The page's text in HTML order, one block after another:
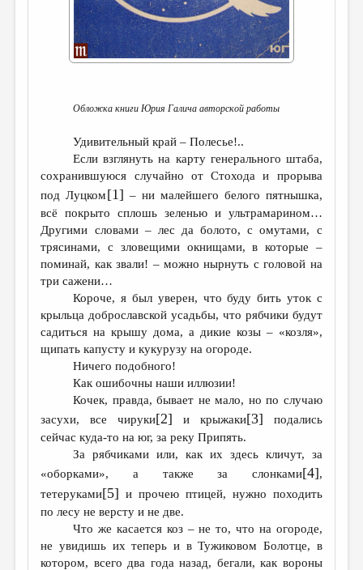
ОБЗОР ЛИТЕРАТУРЫ
СТРАНИЦЫ ПАМЯТИ
КОЛОНКА РЕДАКТОРА
РЕДКОЛЛЕГИЯ
ОТ РЕДАКЦИИ
МАЛАЯ ПРОЗА
ЭССЕИСТИКА
ЛИТЕРАТУРОВЕДЕНИЕ
КУЛЬТУРОВЕДЕНИЕ
ПУБЛИЦИСТИКА
РЕЦЕНЗИРОВАНИЕ
ЦИКЛЫ ПУБЛИКАЦИЙ
ТРЕДИАКОВСКИЙ
МЕДИА
ВКОНТАКТЕ
Обложка книги Юрия Галича авторской работы
Удивительный край – Полесье!..
Если взглянуть на карту генерального штаба,
сохранившуюся случайно от Стохода и прорыва
под Луцком[1] – ни малейшего белого пятнышка,
всё покрыто сплошь зеленью и ультрамарином…
Другими словами – лес да болото, с омутами, с
трясинами, с зловещими окнищами, в которые –
поминай, как звали! – можно нырнуть с головой на
три сажени…
Короче, я был уверен, что буду бить уток с
крыльца доброславской усадьбы, что рябчики будут
садиться на крышу дома, а дикие козы – «козля»,
щипать капусту и кукурузу на огороде.
Ничего подобного!
Как ошибочны наши иллюзии!
Кочек, правда, бывает не мало, но по случаю
засухи, все чируки[2] и крыжаки[3] подались
сейчас куда-то на юг, за реку Припять.
За рябчиками или, как их здесь кличут, за
«оборками», а также за слонками[4],
тетеруками[5] и прочею птицей, нужно походить
по лесу не версту и не две.
Что же касается коз – не то, что на огороде,
не увидишь их теперь и в Тужиковом Болотце, в
котором, всего два года назад, бегали, как вороны